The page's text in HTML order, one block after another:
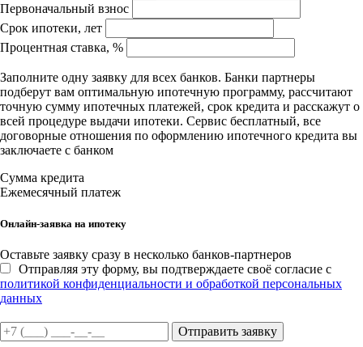
Первоначальный взнос
Срок ипотеки, лет
Процентная ставка, %
Заполните одну заявку для всех банков. Банки партнеры
подберут вам оптимальную ипотечную программу, рассчитают
точную сумму ипотечных платежей, срок кредита и расскажут о
всей процедуре выдачи ипотеки. Сервис бесплатный, все
договорные отношения по оформлению ипотечного кредита вы
заключаете с банком
Сумма кредита
Ежемесячный платеж
Онлайн-заявка на ипотеку
Оставьте заявку сразу в несколько банков-партнеров
Отправляя эту форму, вы подтверждаете своё согласие с
политикой конфиденциальности и обработкой персональных
данных
Отправить заявку